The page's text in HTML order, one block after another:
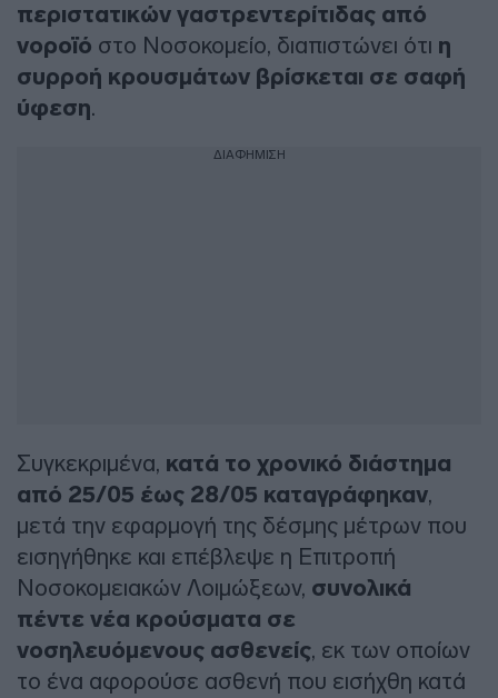
περιστατικών γαστρεντερίτιδας από
νοροϊό στο Νοσοκομείο, διαπιστώνει ότι η
συρροή κρουσμάτων βρίσκεται σε σαφή
ύφεση.
ΔΙΑΦΗΜΙΣΗ
Συγκεκριμένα, κατά το χρονικό διάστημα
από 25/05 έως 28/05 καταγράφηκαν,
μετά την εφαρμογή της δέσμης μέτρων που
εισηγήθηκε και επέβλεψε η Επιτροπή
Νοσοκομειακών Λοιμώξεων, συνολικά
πέντε νέα κρούσματα σε
νοσηλευόμενους ασθενείς, εκ των οποίων
το ένα αφορούσε ασθενή που εισήχθη κατά